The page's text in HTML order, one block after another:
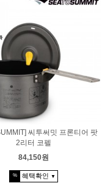
씨투써밋 프론티어 팟
2리터 코펠
84,150원
% 혜택확인 ▼